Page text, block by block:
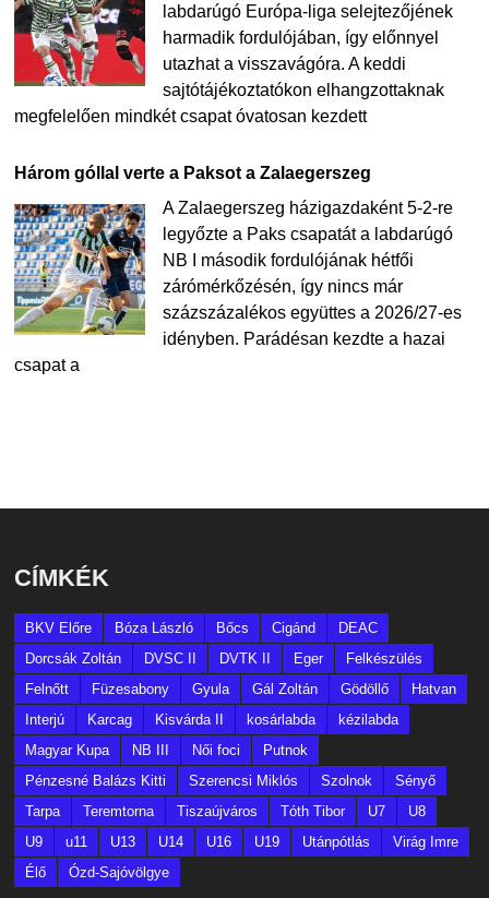
labdarúgó Európa-liga selejtezőjének
harmadik fordulójában, így előnnyel
utazhat a visszavágóra. A keddi
sajtótájékoztatókon elhangzottaknak
megfelelően mindkét csapat óvatosan kezdett
Három góllal verte a Paksot a Zalaegerszeg
A Zalaegerszeg házigazdaként 5-2-re
legyőzte a Paks csapatát a labdarúgó
NB I második fordulójának hétfői
zárómérkőzésén, így nincs már
százszázalékos együttes a 2026/27-es
idényben. Parádésan kezdte a hazai
csapat a
CÍMKÉK
BKV Előre Bóza László Bőcs Cigánd
DEAC
Dorcsák Zoltán
DVSC II DVTK II Eger
Felkészülés
Felnőtt
Füzesabony Gyula Gál Zoltán Gödöllő
Hatvan
Interjú
Karcag Kisvárda II kosárlabda
kézilabda
Magyar Kupa
NB III Női foci
Putnok
Pénzesné Balázs Kitti
Szerencsi Miklós Szolnok
Sényő
Tarpa
Teremtorna Tiszaújváros Tóth Tibor U7
U8
U9
u11 U13 U14 U16 U19 Utánpótlás
Virág Imre
Élő
Ózd-Sajóvölgye